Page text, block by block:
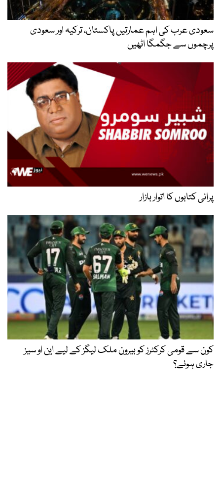
سعودی عرب کی اہم عمارتیں پاکستان، ترکیہ اور سعودی
پرچموں سے جگمگا اٹھیں
پرانی کتابوں کا اتوار بازار
کون سے قومی کرکٹرز کو بیرون ملک لیگز کے لیے این او سیز
جاری ہوئے؟